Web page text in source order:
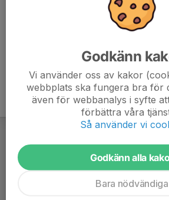
Godkänn
Vi använder oss av kakor
webbplats ska fungera bra för
även för webbanalys i syfte
förbättra våra
Så använder vi
Godkänn alla
Bara nödvändiga